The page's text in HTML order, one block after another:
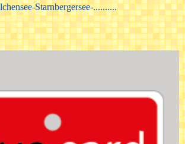
Starnbergersee-..........